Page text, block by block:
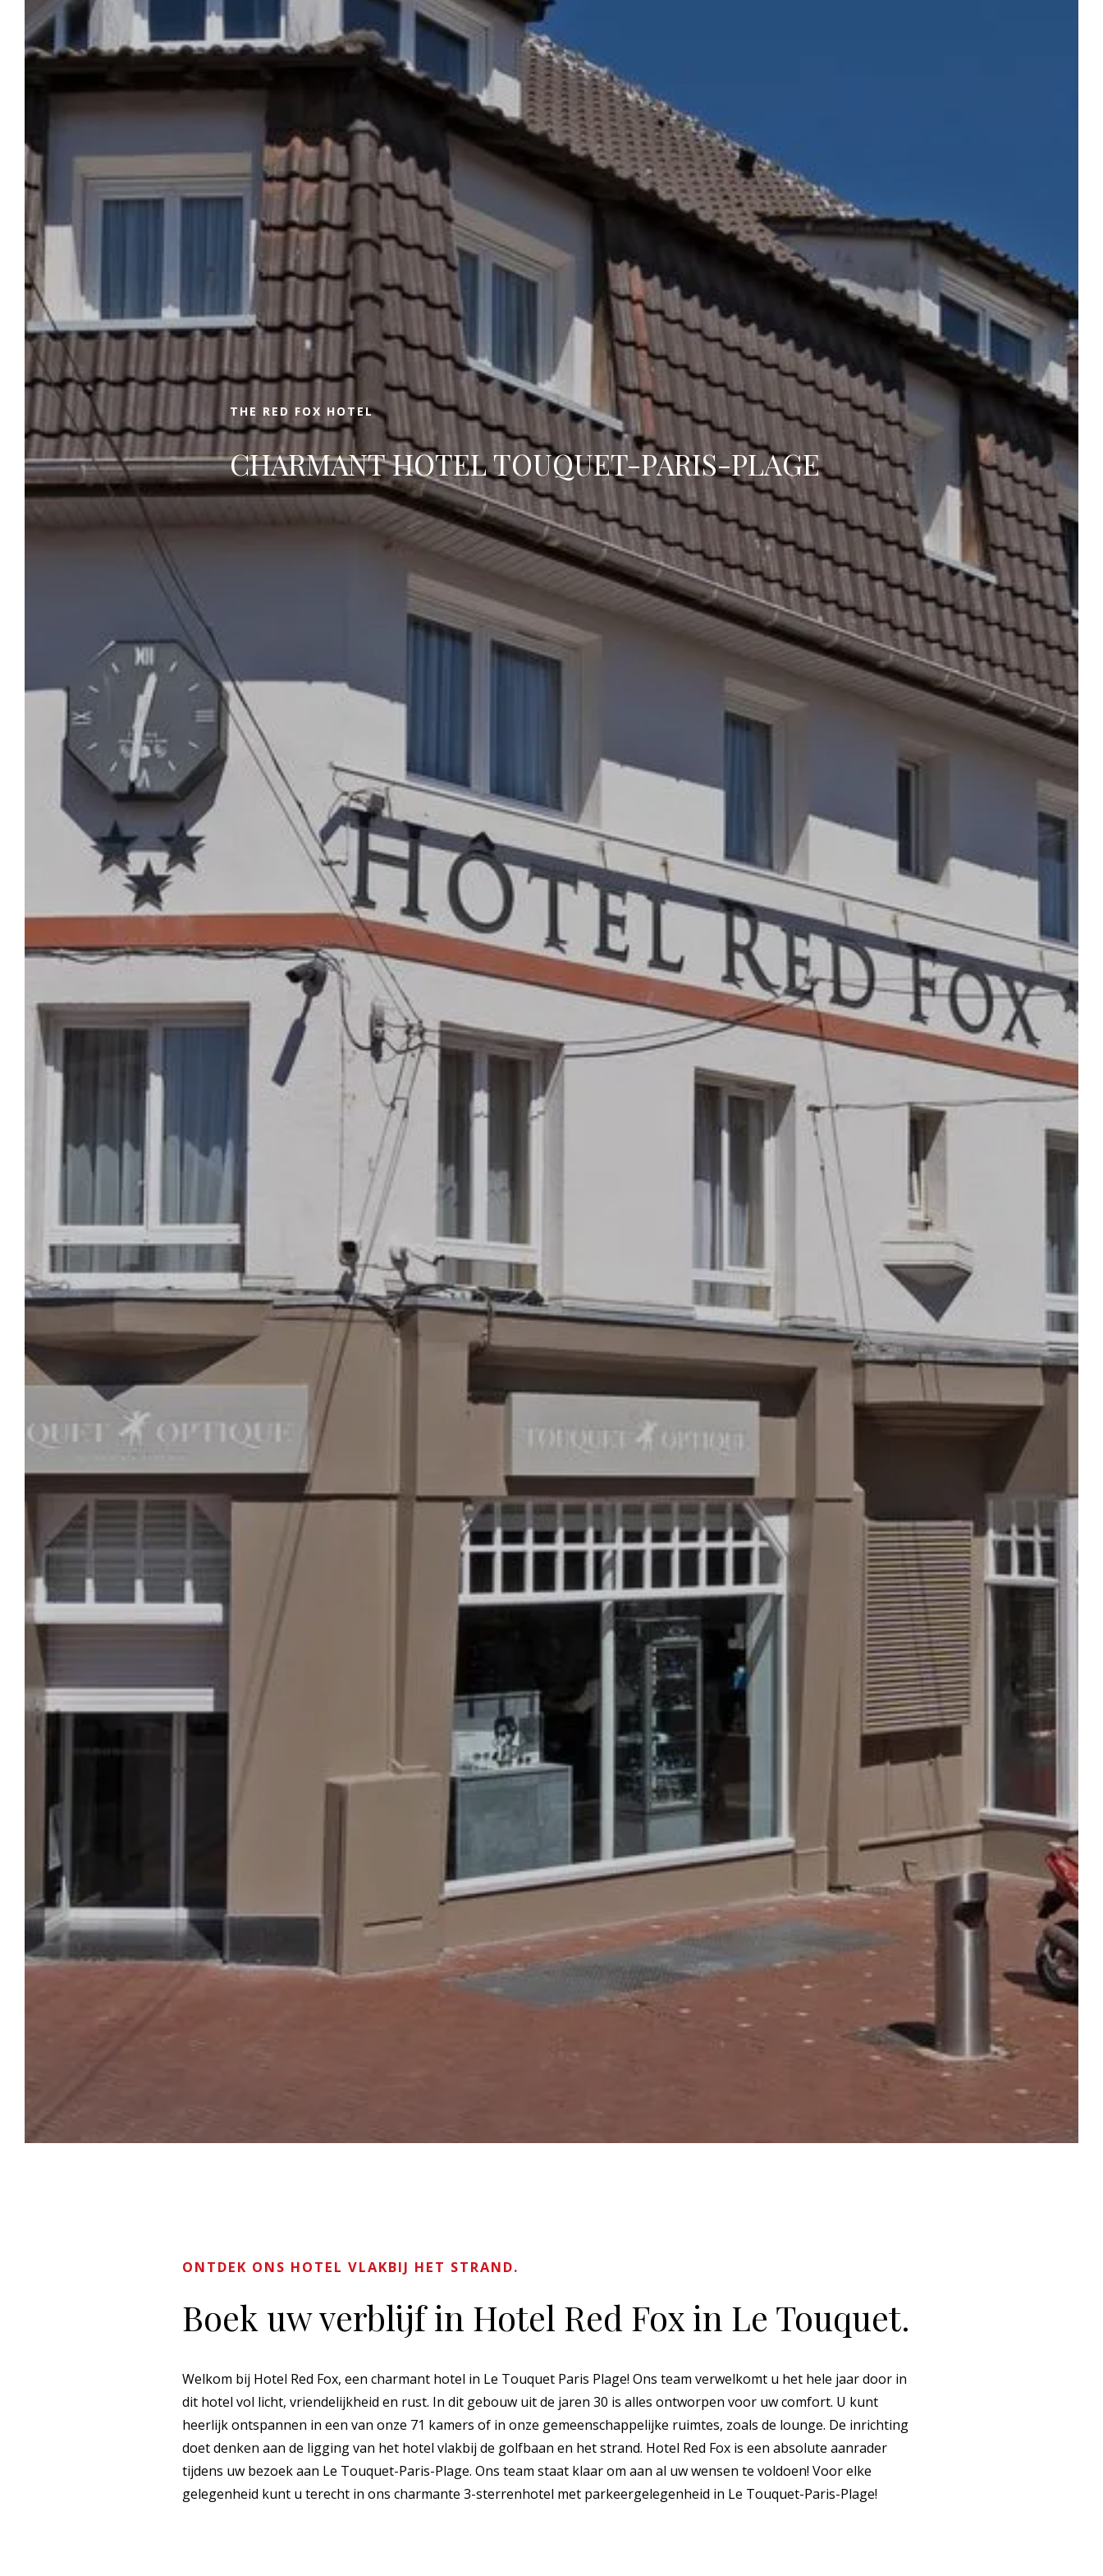
ONTVANGST SLAAPKAMERS SEMINARS & RECEPTIE
RED FOX HOTEL
Reserveren
Het hele jaar door heten wij u van harte
welkom in de Côte d'Opale, in de charmante
badplaats Le Touquet-Paris-Plage. De 71
lichte kamers, het heerlijke ontbijt, de
gezellige lounge, de seminarruimte, de
nabijheid van het strand en de
driesterrenservices zijn allemaal goede
redenen om Hotel Red Fox te kiezen voor uw
tussenstops in Pas-de-France. !
reserveringsaanvraag
RESERVERINGSAANVRAAG
Aankomst
Aankomst
Vertrek
Vertrek
BOEK
THE RED FOX HOTEL
CHARMANT HOTEL TOUQUET-PARIS-PLAGE
ONTDEK ONS HOTEL VLAKBIJ HET STRAND.
Boek uw verblijf in Hotel Red Fox in Le Touquet.
Welkom bij Hotel Red Fox, een charmant hotel in Le Touquet Paris Plage! Ons team verwelkomt u het hele jaar door in
dit hotel vol licht, vriendelijkheid en rust. In dit gebouw uit de jaren 30 is alles ontworpen voor uw comfort. U kunt
heerlijk ontspannen in een van onze 71 kamers of in onze gemeenschappelijke ruimtes, zoals de lounge. De inrichting
doet denken aan de ligging van het hotel vlakbij de golfbaan en het strand. Hotel Red Fox is een absolute aanrader
tijdens uw bezoek aan Le Touquet-Paris-Plage. Ons team staat klaar om aan al uw wensen te voldoen! Voor elke
gelegenheid kunt u terecht in ons charmante 3-sterrenhotel met parkeergelegenheid in Le Touquet-Paris-Plage!